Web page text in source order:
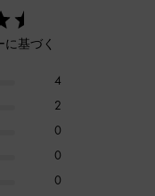
基づく
4
2
0
0
0